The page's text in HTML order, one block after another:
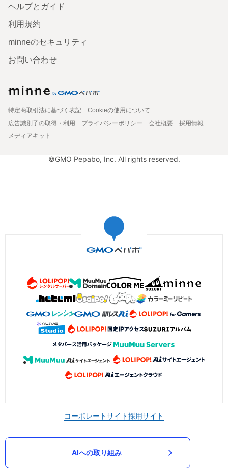
ヘルプとガイド
利用規約
minneのセキュリティ
お問い合わせ
特定商取引法に基づく表記
Cookieの使用について
広告識別子の取得・利用
プライバシーポリシー 会社概要
採用情報
メディアキット
©GMO Pepabo, Inc. All rights reserved.
コーポレートサイト採用サイト
AIへの取り組み